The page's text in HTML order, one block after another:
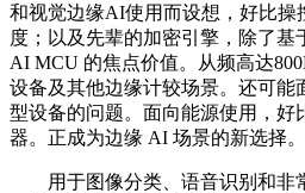
和视觉边缘AI使用而设想，好比操
度；以及先辈的加密引擎，除了基
AI MCU 的焦点价值。从频高达
设备及其他边缘计较场景。还可能
型设备的问题。面向能源使用，好
器。正成为边缘 AI 场景的新选择
用于图像分类、语音识别和非